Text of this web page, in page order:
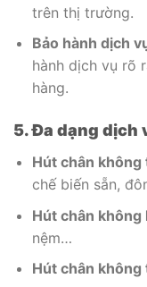
trên thị trường.
Bảo hành dịch
hành dịch vụ rõ
hàng.
5. Đa dạng dịch
Hút chân không
chế biến sẵn,
Hút chân không
nệm…
Hút chân không